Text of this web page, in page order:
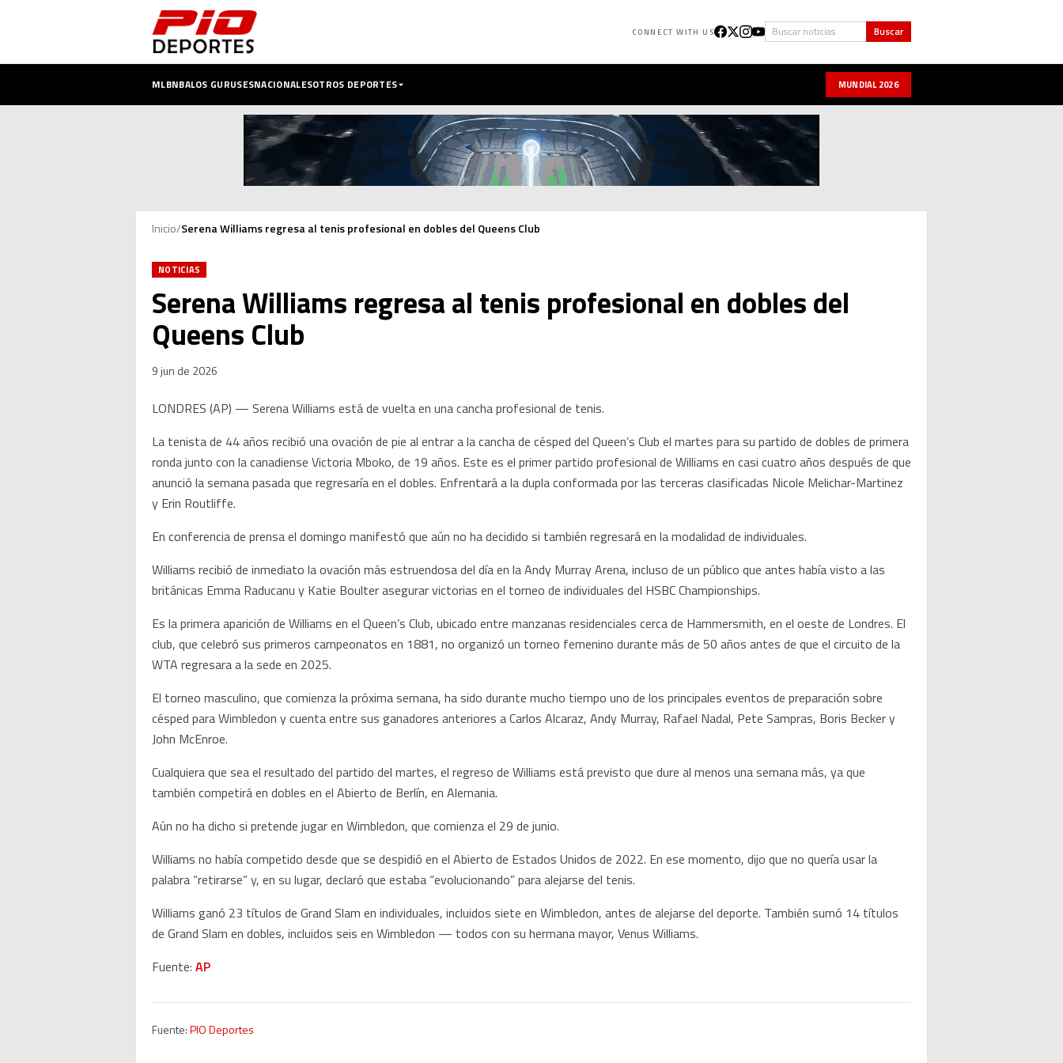
CONNECT WITH US Buscar Buscar
MLBNBALOS GURUSESNACIONALESOTROS DEPORTES MUNDIAL 2026
Inicio/Serena Williams regresa al tenis profesional en dobles del Queens Club
NOTICIAS
Serena Williams regresa al tenis profesional en dobles del
Queens Club
9 jun de 2026
LONDRES (AP) — Serena Williams está de vuelta en una cancha profesional de tenis.
La tenista de 44 años recibió una ovación de pie al entrar a la cancha de césped del Queen’s Club el martes para su partido de dobles de primera
ronda junto con la canadiense Victoria Mboko, de 19 años. Este es el primer partido profesional de Williams en casi cuatro años después de que
anunció la semana pasada que regresaría en el dobles. Enfrentará a la dupla conformada por las terceras clasificadas Nicole Melichar-Martinez
y Erin Routliffe.
En conferencia de prensa el domingo manifestó que aún no ha decidido si también regresará en la modalidad de individuales.
Williams recibió de inmediato la ovación más estruendosa del día en la Andy Murray Arena, incluso de un público que antes había visto a las
británicas Emma Raducanu y Katie Boulter asegurar victorias en el torneo de individuales del HSBC Championships.
Es la primera aparición de Williams en el Queen’s Club, ubicado entre manzanas residenciales cerca de Hammersmith, en el oeste de Londres. El
club, que celebró sus primeros campeonatos en 1881, no organizó un torneo femenino durante más de 50 años antes de que el circuito de la
WTA regresara a la sede en 2025.
El torneo masculino, que comienza la próxima semana, ha sido durante mucho tiempo uno de los principales eventos de preparación sobre
césped para Wimbledon y cuenta entre sus ganadores anteriores a Carlos Alcaraz, Andy Murray, Rafael Nadal, Pete Sampras, Boris Becker y
John McEnroe.
Cualquiera que sea el resultado del partido del martes, el regreso de Williams está previsto que dure al menos una semana más, ya que
también competirá en dobles en el Abierto de Berlín, en Alemania.
Aún no ha dicho si pretende jugar en Wimbledon, que comienza el 29 de junio.
Williams no había competido desde que se despidió en el Abierto de Estados Unidos de 2022. En ese momento, dijo que no quería usar la
palabra “retirarse” y, en su lugar, declaró que estaba “evolucionando” para alejarse del tenis.
Williams ganó 23 títulos de Grand Slam en individuales, incluidos siete en Wimbledon, antes de alejarse del deporte. También sumó 14 títulos
de Grand Slam en dobles, incluidos seis en Wimbledon — todos con su hermana mayor, Venus Williams.
Fuente: AP
Fuente:PIO Deportes